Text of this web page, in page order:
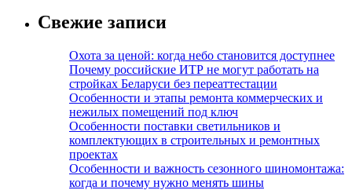
Свежие записи
Охота за ценой: когда небо становится доступнее
Почему российские ИТР не могут работать на
стройках Беларуси без переаттестации
Особенности и этапы ремонта коммерческих и
нежилых помещений под ключ
Особенности поставки светильников и
комплектующих в строительных и ремонтных
проектах
Особенности и важность сезонного шиномонтажа:
когда и почему нужно менять шины